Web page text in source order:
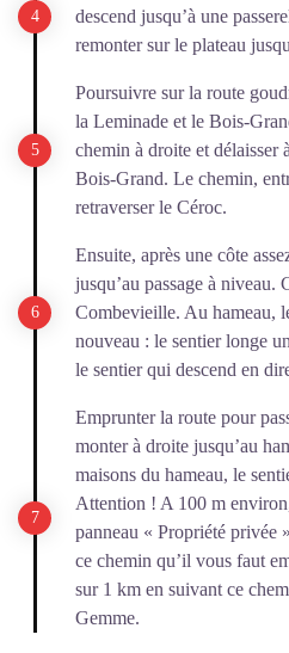
descend jusqu’à une
remonter sur le plateau
Poursuivre sur la route
la Leminade et le Bois-
chemin à droite et délaisser
Bois-Grand. Le chemin,
retraverser le Céroc.
Ensuite, après une côte
jusqu’au passage à
Combevieille. Au hameau,
nouveau : le sentier longe
le sentier qui descend en
Emprunter la route pour
monter à droite jusqu’au
maisons du hameau, le
Attention ! A 100 m
panneau « Propriété privée
ce chemin qu’il vous faut
sur 1 km en suivant ce
Gemme.